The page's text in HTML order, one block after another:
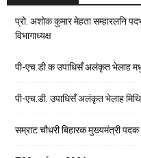
प्रो. अशोक कुमार मेहता सम्हारलनि
विभागाध्यक्ष
पी-एच.डी.क उपाधिसँ अलंकृत भेलाह
पी-एच.डी. उपाधिसँ अलंकृत भेलाह
सम्राट चौधरी बिहारक मुख्यमंत्री